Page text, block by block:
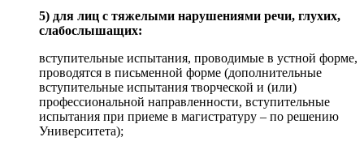
5) для лиц с тяжелыми нарушениями речи, глухих,
слабослышащих:
вступительные испытания, проводимые в устной форме,
проводятся в письменной форме (дополнительные
вступительные испытания творческой и (или)
профессиональной направленности, вступительные
испытания при приеме в магистратуру – по решению
Университета);